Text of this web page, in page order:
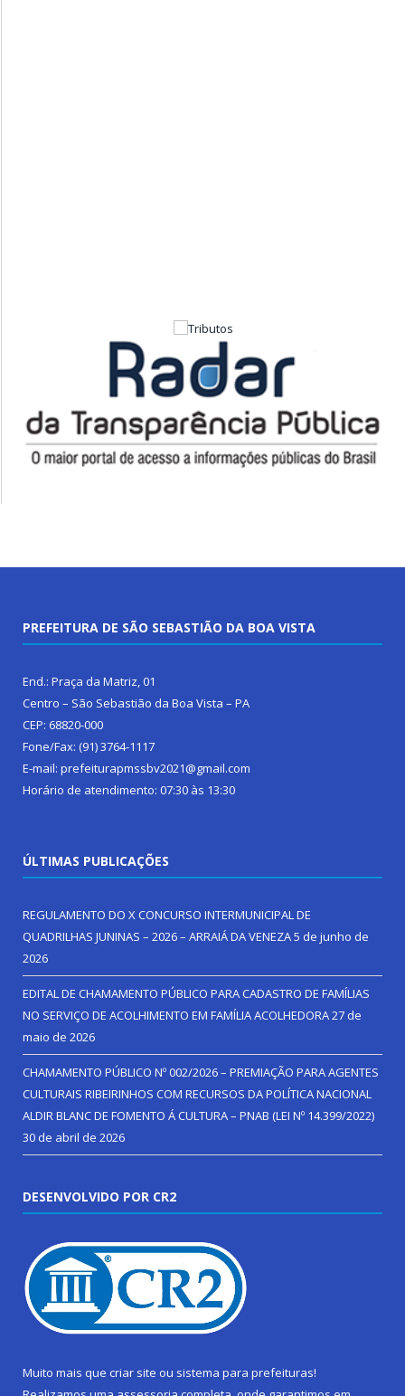
PREFEITURA DE SÃO SEBASTIÃO DA BOA VISTA
End.: Praça da Matriz, 01
Centro – São Sebastião da Boa Vista – PA
CEP: 68820-000
Fone/Fax: (91) 3764-1117
E-mail: prefeiturapmssbv2021@gmail.com
Horário de atendimento: 07:30 às 13:30
ÚLTIMAS PUBLICAÇÕES
REGULAMENTO DO X CONCURSO INTERMUNICIPAL DE
QUADRILHAS JUNINAS – 2026 – ARRAIÁ DA VENEZA5 de junho de
2026
EDITAL DE CHAMAMENTO PÚBLICO PARA CADASTRO DE FAMÍLIAS
NO SERVIÇO DE ACOLHIMENTO EM FAMÍLIA ACOLHEDORA27 de
maio de 2026
CHAMAMENTO PÚBLICO Nº 002/2026 – PREMIAÇÃO PARA AGENTES
CULTURAIS RIBEIRINHOS COM RECURSOS DA POLÍTICA NACIONAL
ALDIR BLANC DE FOMENTO Á CULTURA – PNAB (LEI Nº 14.399/2022)
30 de abril de 2026
DESENVOLVIDO POR CR2
Muito mais que criar site ou sistema para prefeituras!